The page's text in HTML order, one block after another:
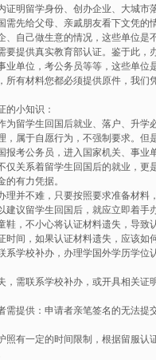
证明留学身份、创办企业、大城市
需先给父母、亲戚朋友看下文凭
、自己做生意的情况，这些单位
要提供真实教育部认证。鉴于此，
业单位，考公务员等等，这些单
所有材料您都必须提供原件，我
小知识：
为留学生回国后就业、落户、升学
，属于自愿行为，不强制要求。但
报考公务员，进入国家机关、事
仅关系着留学生回国后的就业，
有力凭据。
理并不难，只要按照要求准备材
建议留学生回国后，就应立即着手
鞋，不小心将认证材料遗失，导
时间，如果认证材料遗失，应该如
系学校补办，办理学国外学历学
，需联系学校补办，或开具相关证
需提供：申请者亲笔签名的无法提
照有一定的时间限制，根据留服